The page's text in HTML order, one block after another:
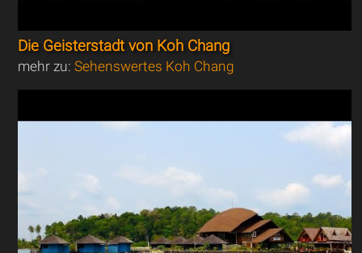
Die Geisterstadt von Koh Chang
mehr zu:Sehenswertes Koh Chang